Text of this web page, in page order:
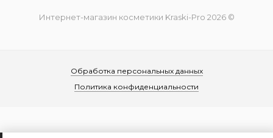
Интернет-магазин косметики Kraski-Pro 2026 ©
Обработка персональных данных
Политика конфиденциальности